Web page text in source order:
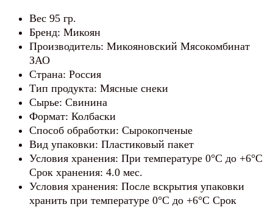
Вес 95 гр.
Бренд: Микоян
Производитель: Микояновский Мясокомбинат
ЗАО
Страна: Россия
Тип продукта: Мясные снеки
Сырье: Свинина
Формат: Колбаски
Способ обработки: Сырокопченые
Вид упаковки: Пластиковый пакет
Условия хранения: При температуре 0°C до +6°C
Срок хранения: 4.0 мес.
Условия хранения: После вскрытия упаковки
хранить при температуре 0°С до +6°С Срок